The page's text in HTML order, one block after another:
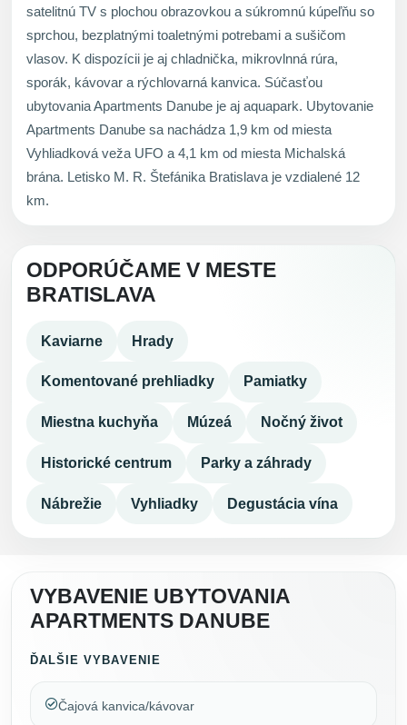
satelitnú TV s plochou obrazovkou a súkromnú kúpeľňu so
sprchou, bezplatnými toaletnými potrebami a sušičom
vlasov. K dispozícii je aj chladnička, mikrovlnná rúra,
sporák, kávovar a rýchlovarná kanvica. Súčasťou
ubytovania Apartments Danube je aj aquapark. Ubytovanie
Apartments Danube sa nachádza 1,9 km od miesta
Vyhliadková veža UFO a 4,1 km od miesta Michalská
brána. Letisko M. R. Štefánika Bratislava je vzdialené 12
km.
ODPORÚČAME V MESTE
BRATISLAVA
Kaviarne Hrady
Komentované prehliadky Pamiatky
Miestna kuchyňa Múzeá Nočný život
Historické centrum Parky a záhrady
Nábrežie Vyhliadky Degustácia vína
VYBAVENIE UBYTOVANIA
APARTMENTS DANUBE
ĎALŠIE VYBAVENIE
Čajová kanvica/kávovar